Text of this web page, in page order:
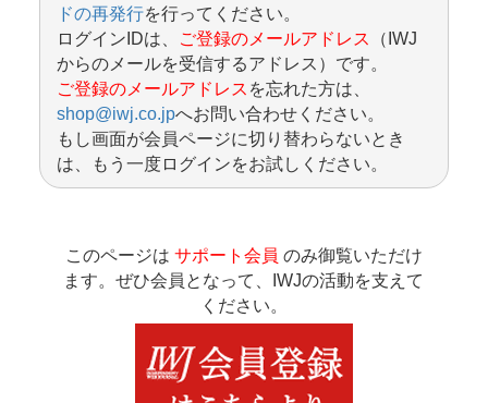
ドの再発行を行ってください。
ログインIDは、
ご登録のメールアドレス
（IWJ
からのメールを受信するアドレス）です。
ご登録のメールアドレス を忘れた方は、
shop@iwj.co.jpへお問い合わせください。
もし画面が会員ページに切り替わらないとき
は、もう一度ログインをお試しください。
このページは サポート会員 のみ御覧いただけ
ます。ぜひ会員となって、IWJの活動を支えて
ください。